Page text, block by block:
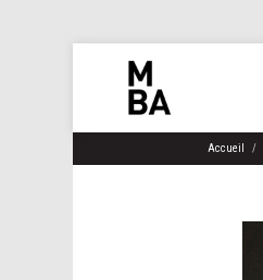
Accueil